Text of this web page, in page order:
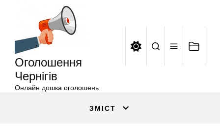
Оголошення
Чернігів
Онлайн дошка оголошень
ЗМІСТ